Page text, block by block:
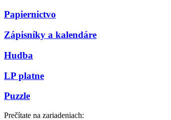
Papiernictvo
Zápisníky a kalendáre
Hudba
LP platne
Puzzle
Prečítate na zariadeniach: